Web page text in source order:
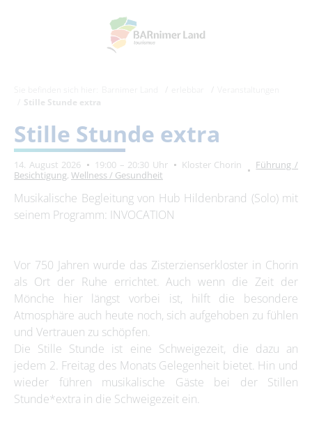
Stille Stunde extra
Stille Stunde extra
14. August 2026 19:00 – 20:30 Uhr Kloster Chorin
Führung /
Besichtigung, Wellness / Gesundheit
Musikalische Begleitung von Hub Hildenbrand (Solo) mit
seinem Programm: INVOCATION
Vor 750 Jahren wurde das Zisterzienserkloster in Chorin
als Ort der Ruhe errichtet. Auch wenn die Zeit der
Mönche hier längst vorbei ist, hilft die besondere
Atmosphäre auch heute noch, sich aufgehoben zu fühlen
und Vertrauen zu schöpfen.
Die Stille Stunde ist eine Schweigezeit, die dazu an
jedem 2. Freitag des Monats Gelegenheit bietet. Hin und
wieder führen musikalische Gäste bei der Stillen
Stunde*extra in die Schweigezeit ein.